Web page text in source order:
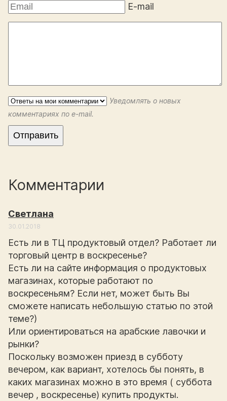
E-mail
Уведомлять о новых
комментариях по e-mail.
Комментарии
Светлана
30.01.2018
Есть ли в ТЦ продуктовый отдел? Работает ли
торговый центр в воскресенье?
Есть ли на сайте информация о продуктовых
магазинах, которые работают по
воскресеньям? Если нет, может быть Вы
сможете написать небольшую статью по этой
теме?)
Или ориентироваться на арабские лавочки и
рынки?
Поскольку возможен приезд в субботу
вечером, как вариант, хотелось бы понять, в
каких магазинах можно в это время ( суббота
вечер , воскресенье) купить продукты.